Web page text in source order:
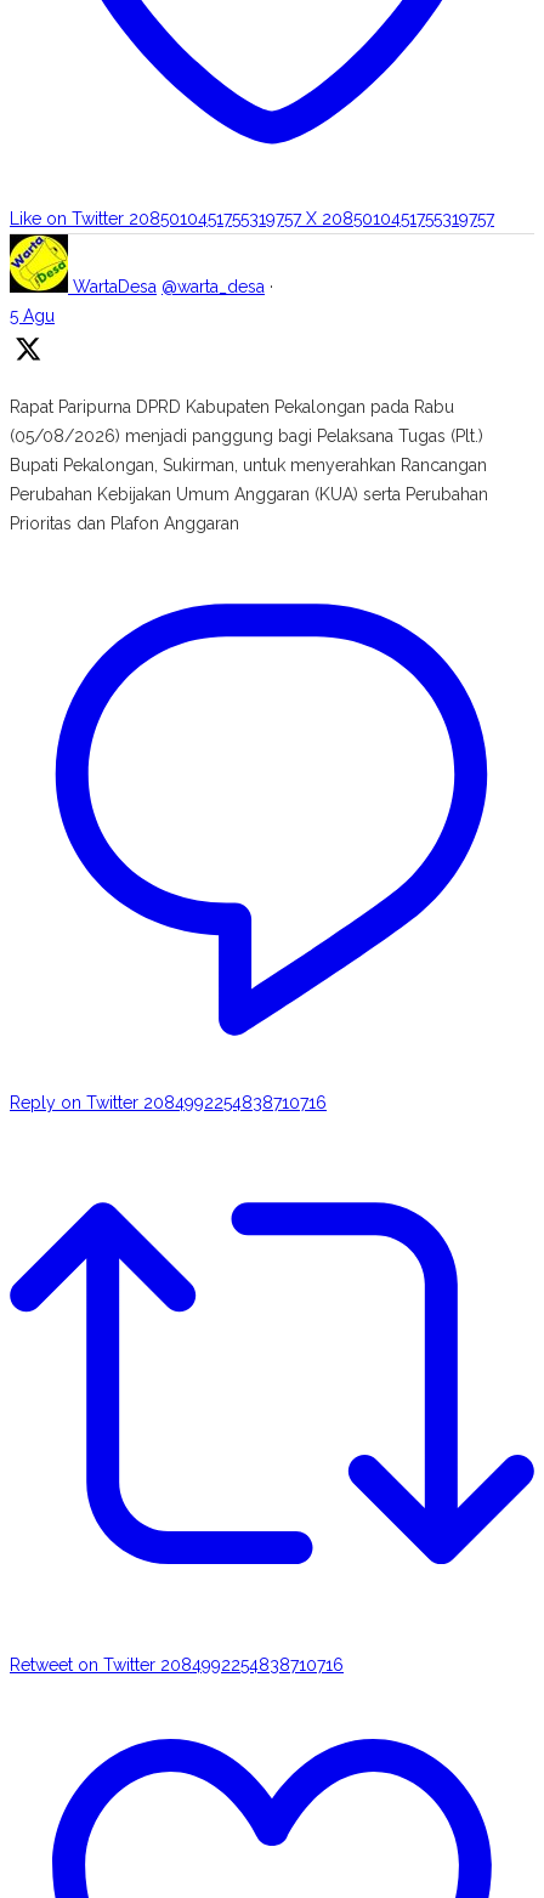
Like on Twitter 2085010451755319757 X 2085010451755319757
WartaDesa @warta_desa ·
5 Agu
Rapat Paripurna DPRD Kabupaten Pekalongan pada Rabu
(05/08/2026) menjadi panggung bagi Pelaksana Tugas (Plt.)
Bupati Pekalongan, Sukirman, untuk menyerahkan Rancangan
Perubahan Kebijakan Umum Anggaran (KUA) serta Perubahan
Prioritas dan Plafon Anggaran
Reply on Twitter 2084992254838710716
Retweet on Twitter 2084992254838710716